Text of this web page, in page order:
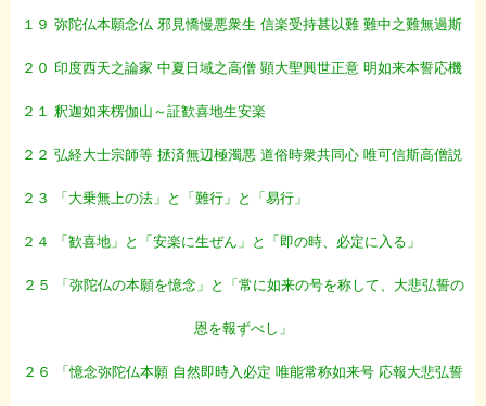
１９ 弥陀仏本願念仏 邪見憍慢悪衆生 信楽受持甚以難 難中之難無過斯
２０ 印度西天之論家 中夏日域之高僧 顕大聖興世正意 明如来本誓応機
２１ 釈迦如来楞伽山～証歓喜地生安楽
２２ 弘経大士宗師等 拯済無辺極濁悪 道俗時衆共同心 唯可信斯高僧説
２３ 「大乗無上の法」と「難行」と「易行」
２４ 「歓喜地」と「安楽に生ぜん」と「即の時、必定に入る」
２５ 「弥陀仏の本願を憶念」と「常に如来の号を称して、大悲弘誓の
恩を報ずべし」
２６ 「憶念弥陀仏本願 自然即時入必定 唯能常称如来号 応報大悲弘誓